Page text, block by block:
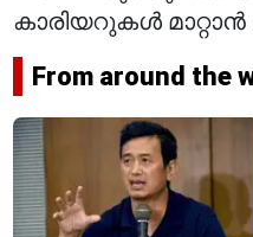
കാരിയറുകൾ മാറ്റാൻ
From around the